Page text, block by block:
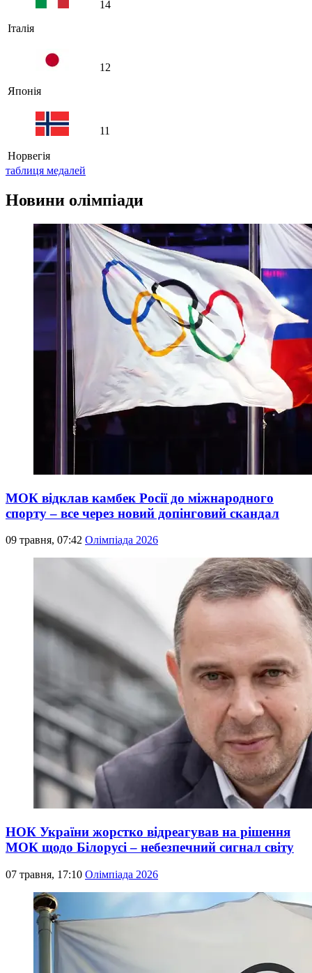
Італія
14
Японія
12
Норвегія
11
таблиця медалей
Новини олімпіади
МОК відклав камбек Росії до міжнародного
спорту – все через новий допінговий скандал
09 травня, 07:42 Олімпіада 2026
НОК України жорстко відреагував на рішення
МОК щодо Білорусі – небезпечний сигнал світу
07 травня, 17:10 Олімпіада 2026